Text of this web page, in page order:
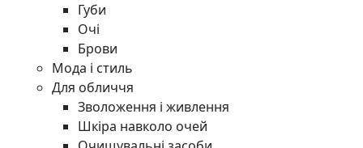
Губи
Очі
Брови
Мода і стиль
Для обличчя
Зволоження і живлення
Шкіра навколо очей